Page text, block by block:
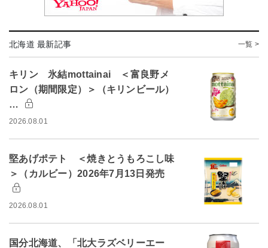
北海道 最新記事 一覧 >
キリン 氷結mottainai ＜富良野メ
ロン（期間限定）＞（キリンビール）
…
2026.08.01
堅あげポテト ＜焼きとうもろこし味
＞（カルビー）2026年7月13日発売
2026.08.01
国分北海道、「北大ラズベリーエー